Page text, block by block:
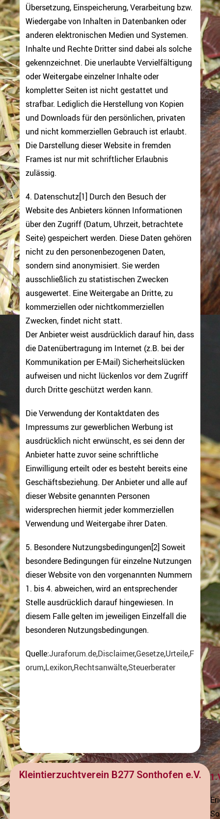
Übersetzung, Einspeicherung, Verarbeitung bzw.
Wiedergabe von Inhalten in Datenbanken oder
anderen elektronischen Medien und Systemen.
Inhalte und Rechte Dritter sind dabei als solche
gekennzeichnet. Die unerlaubte Vervielfältigung
oder Weitergabe einzelner Inhalte oder
kompletter Seiten ist nicht gestattet und
strafbar. Lediglich die Herstellung von Kopien
und Downloads für den persönlichen, privaten
und nicht kommerziellen Gebrauch ist erlaubt.
Die Darstellung dieser Website in fremden
Frames ist nur mit schriftlicher Erlaubnis
zulässig.
4. Datenschutz[1] Durch den Besuch der
Website des Anbieters können Informationen
über den Zugriff (Datum, Uhrzeit, betrachtete
Seite) gespeichert werden. Diese Daten gehören
nicht zu den personenbezogenen Daten,
sondern sind anonymisiert. Sie werden
ausschließlich zu statistischen Zwecken
ausgewertet. Eine Weitergabe an Dritte, zu
kommerziellen oder nichtkommerziellen
Zwecken, findet nicht statt.
Der Anbieter weist ausdrücklich darauf hin, dass
die Datenübertragung im Internet (z.B. bei der
Kommunikation per E-Mail) Sicherheitslücken
aufweisen und nicht lückenlos vor dem Zugriff
durch Dritte geschützt werden kann.
Die Verwendung der Kontaktdaten des
Impressums zur gewerblichen Werbung ist
ausdrücklich nicht erwünscht, es sei denn der
Anbieter hatte zuvor seine schriftliche
Einwilligung erteilt oder es besteht bereits eine
Geschäftsbeziehung. Der Anbieter und alle auf
dieser Website genannten Personen
widersprechen hiermit jeder kommerziellen
Verwendung und Weitergabe ihrer Daten.
5. Besondere Nutzungsbedingungen[2] Soweit
besondere Bedingungen für einzelne Nutzungen
dieser Website von den vorgenannten Nummern
1. bis 4. abweichen, wird an entsprechender
Stelle ausdrücklich darauf hingewiesen. In
diesem Falle gelten im jeweiligen Einzelfall die
besonderen Nutzungsbedingungen.
Quelle:Juraforum.de,Disclaimer,Gesetze,Urteile,F
orum,Lexikon,Rechtsanwälte,Steuerberater
Kleintierzuchtverein B277 Sonthofen e.V.